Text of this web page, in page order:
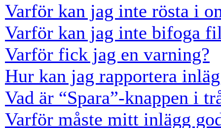
Varför kan jag inte rösta i
Varför kan jag inte bifoga
Varför fick jag en varning?
Hur kan jag rapportera
Vad är “Spara”-knappen i
Varför måste mitt inlägg